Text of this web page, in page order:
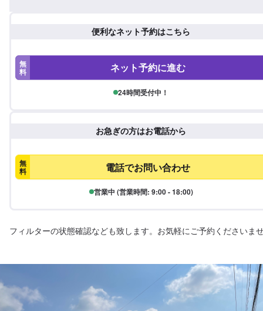
便利なネット予約はこちら
無
料 ネット予約に進む
24時間受付中！
お急ぎの方はお電話から
無
料 電話でお問い合わせ
営業中 (営業時間: 9:00 - 18:00)
フィルターの状態確認なども致します。お気軽にご予約くださいま